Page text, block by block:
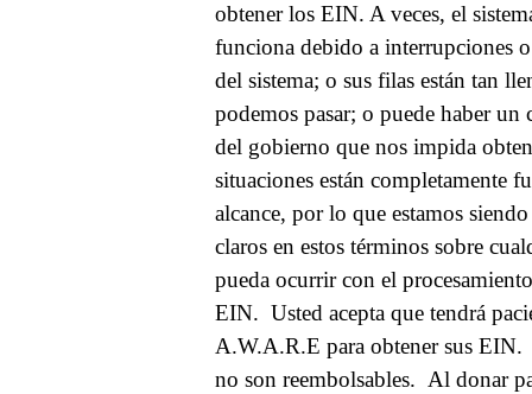
obtener los EIN. A veces, el
funciona debido a interrupciones
del sistema; o sus filas están tan
podemos pasar; o puede haber un
del gobierno que nos impida
situaciones están completamente
alcance, por lo que estamos
claros en estos términos sobre
pueda ocurrir con el
EIN. Usted acepta que tendrá
A.W.A.R.E para obtener sus EIN.
no son reembolsables. Al donar